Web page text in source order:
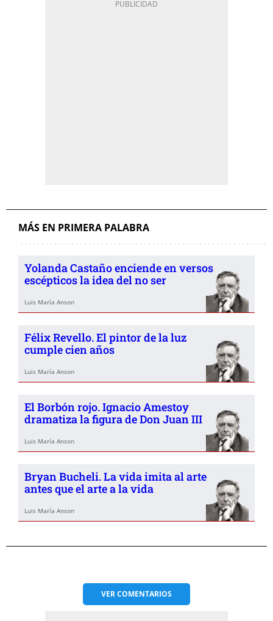
MÁS EN PRIMERA PALABRA
Yolanda Castaño enciende en versos
escépticos la idea del no ser
Luis María Anson
Félix Revello. El pintor de la luz
cumple cien años
Luis María Anson
El Borbón rojo. Ignacio Amestoy
dramatiza la figura de Don Juan III
Luis María Anson
Bryan Bucheli. La vida imita al arte
antes que el arte a la vida
Luis María Anson
VERCOMENTARIOS